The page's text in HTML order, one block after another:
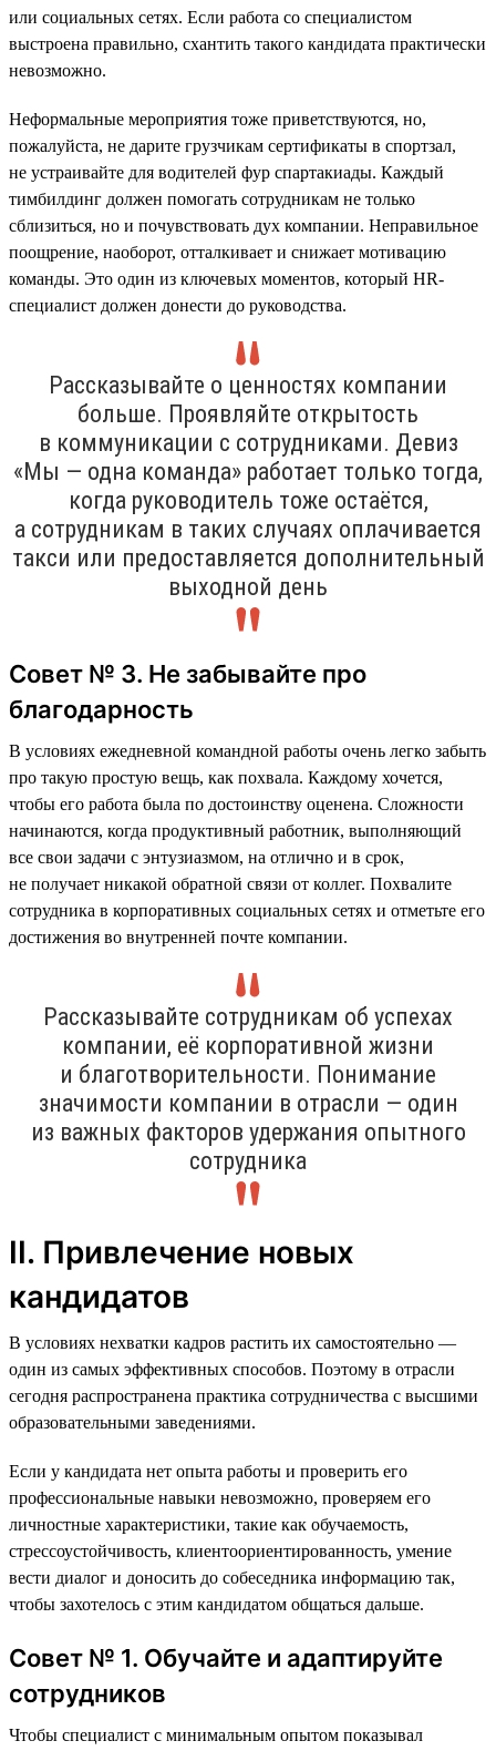
или социальных сетях. Если работа со специалистом
выстроена правильно, схантить такого кандидата практически
невозможно.
Неформальные мероприятия тоже приветствуются, но,
пожалуйста, не дарите грузчикам сертификаты в спортзал,
не устраивайте для водителей фур спартакиады. Каждый
тимбилдинг должен помогать сотрудникам не только
сблизиться, но и почувствовать дух компании. Неправильное
поощрение, наоборот, отталкивает и снижает мотивацию
команды. Это один из ключевых моментов, который HR-
специалист должен донести до руководства.
Рассказывайте о ценностях компании
больше. Проявляйте открытость
в коммуникации с сотрудниками. Девиз
«Мы — одна команда» работает только тогда,
когда руководитель тоже остаётся,
а сотрудникам в таких случаях оплачивается
такси или предоставляется дополнительный
выходной день
Совет № 3. Не забывайте про
благодарность
В условиях ежедневной командной работы очень легко забыть
про такую простую вещь, как похвала. Каждому хочется,
чтобы его работа была по достоинству оценена. Сложности
начинаются, когда продуктивный работник, выполняющий
все свои задачи с энтузиазмом, на отлично и в срок,
не получает никакой обратной связи от коллег. Похвалите
сотрудника в корпоративных социальных сетях и отметьте его
достижения во внутренней почте компании.
Рассказывайте сотрудникам об успехах
компании, её корпоративной жизни
и благотворительности. Понимание
значимости компании в отрасли — один
из важных факторов удержания опытного
сотрудника
II. Привлечение новых
кандидатов
В условиях нехватки кадров растить их самостоятельно —
один из самых эффективных способов. Поэтому в отрасли
сегодня распространена практика сотрудничества с высшими
образовательными заведениями.
Если у кандидата нет опыта работы и проверить его
профессиональные навыки невозможно, проверяем его
личностные характеристики, такие как обучаемость,
стрессоустойчивость, клиентоориентированность, умение
вести диалог и доносить до собеседника информацию так,
чтобы захотелось с этим кандидатом общаться дальше.
Совет № 1. Обучайте и адаптируйте
сотрудников
Чтобы специалист с минимальным опытом показывал